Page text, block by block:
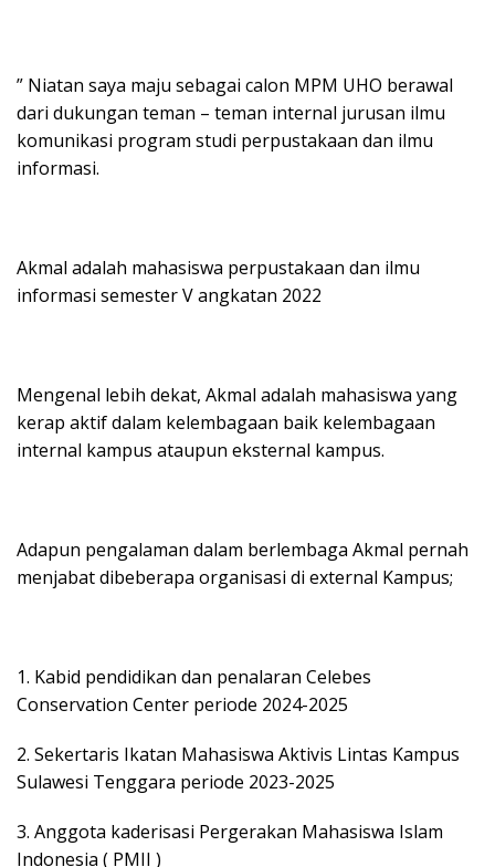
” Niatan saya maju sebagai calon MPM UHO berawal
dari dukungan teman – teman internal jurusan ilmu
komunikasi program studi perpustakaan dan ilmu
informasi.
Akmal adalah mahasiswa perpustakaan dan ilmu
informasi semester V angkatan 2022
Mengenal lebih dekat, Akmal adalah mahasiswa yang
kerap aktif dalam kelembagaan baik kelembagaan
internal kampus ataupun eksternal kampus.
Adapun pengalaman dalam berlembaga Akmal pernah
menjabat dibeberapa organisasi di external Kampus;
1. Kabid pendidikan dan penalaran Celebes
Conservation Center periode 2024-2025
2. Sekertaris Ikatan Mahasiswa Aktivis Lintas Kampus
Sulawesi Tenggara periode 2023-2025
3. Anggota kaderisasi Pergerakan Mahasiswa Islam
Indonesia ( PMII )